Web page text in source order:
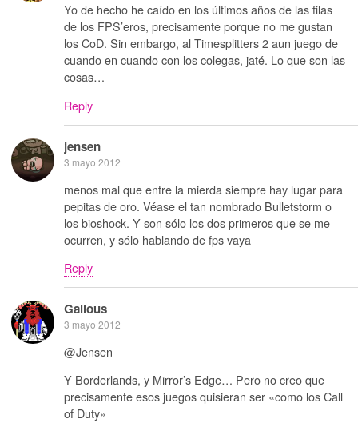
Yo de hecho he caído en los últimos años de las filas
de los FPS’eros, precisamente porque no me gustan
los CoD. Sin embargo, al Timesplitters 2 aun juego de
cuando en cuando con los colegas, jaté. Lo que son las
cosas…
Reply
jensen
3 mayo 2012
menos mal que entre la mierda siempre hay lugar para
pepitas de oro. Véase el tan nombrado Bulletstorm o
los bioshock. Y son sólo los dos primeros que se me
ocurren, y sólo hablando de fps vaya
Reply
Galious
3 mayo 2012
@Jensen
Y Borderlands, y Mirror’s Edge… Pero no creo que
precisamente esos juegos quisieran ser «como los Call
of Duty»